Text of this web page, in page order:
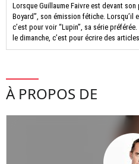
Lorsque Guillaume Faivre est devant
Boyard”, son émission fétiche. Lorsqu’il
c’est pour voir “Lupin”, sa série
le dimanche, c’est pour écrire des
À PROPOS DE